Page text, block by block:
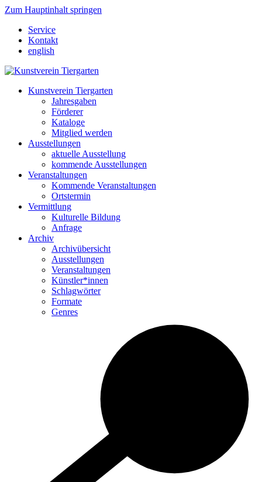
Zum Hauptinhalt springen
Service
Kontakt
english
Kunstverein Tiergarten
Jahresgaben
Förderer
Kataloge
Mitglied werden
Ausstellungen
aktuelle Ausstellung
kommende Ausstellungen
Veranstaltungen
Kommende Veranstaltungen
Ortstermin
Vermittlung
Kulturelle Bildung
Anfrage
Archiv
Archivübersicht
Ausstellungen
Veranstaltungen
Künstler*innen
Schlagwörter
Formate
Genres